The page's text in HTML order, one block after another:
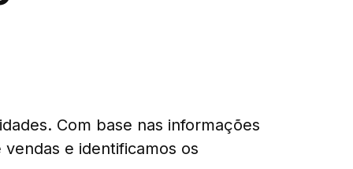
Com base nas informações
e identificamos os